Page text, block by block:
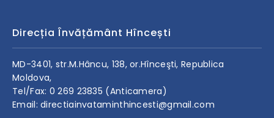
Direcția Învățământ Hîncești
MD-3401, str.M.Hâncu, 138, or.Hînceşti, Republica
Moldova,
Tel/Fax: 0 269 23835 (Anticamera)
Email: directiainvataminthincesti@gmail.com